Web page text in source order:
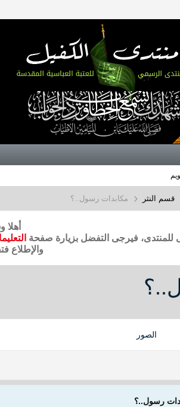
قسم النثر مكابدات رسول..؟
للمنتدى، فيرجى التفضل بزيارة صفحة
والإطلاع
الصور
رسول..؟